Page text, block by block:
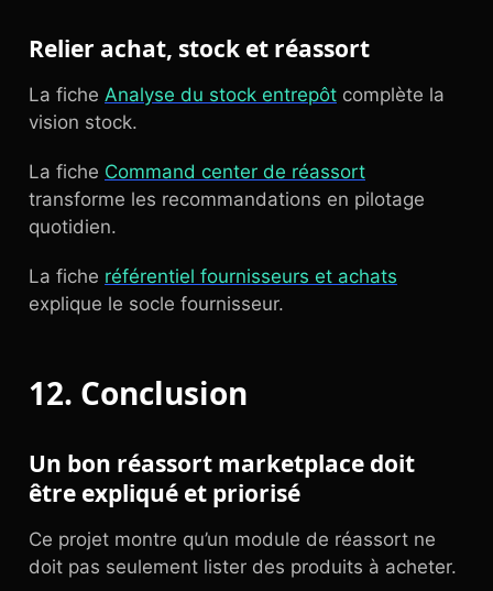
Relier achat, stock et réassort
La fiche Analyse du stock entrepôt complète la
vision stock.
La fiche Command center de réassort
transforme les recommandations en pilotage
quotidien.
La fiche référentiel fournisseurs et achats
explique le socle fournisseur.
12. Conclusion
Un bon réassort marketplace doit
être expliqué et priorisé
Ce projet montre qu’un module de réassort ne
doit pas seulement lister des produits à acheter.